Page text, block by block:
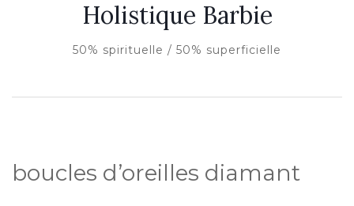
Holistique Barbie
50% spirituelle / 50% superficielle
boucles d’oreilles diamant